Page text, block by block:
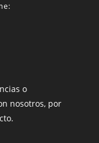
o
nosotros, por